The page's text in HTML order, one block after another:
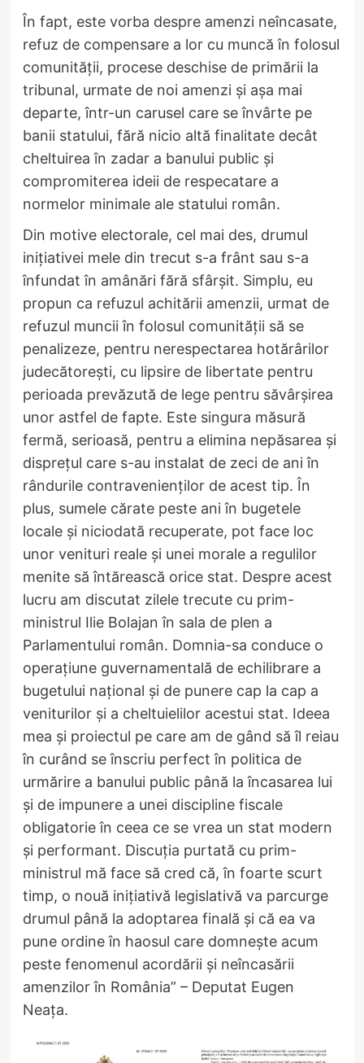
În fapt, este vorba despre amenzi neîncasate,
refuz de compensare a lor cu muncă în folosul
comunității, procese deschise de primării la
tribunal, urmate de noi amenzi și așa mai
departe, într-un carusel care se învârte pe
banii statului, fără nicio altă finalitate decât
cheltuirea în zadar a banului public și
compromiterea ideii de respecatare a
normelor minimale ale statului român.
Din motive electorale, cel mai des, drumul
inițiativei mele din trecut s-a frânt sau s-a
înfundat în amânări fără sfârșit. Simplu, eu
propun ca refuzul achitării amenzii, urmat de
refuzul muncii în folosul comunității să se
penalizeze, pentru nerespectarea hotărârilor
judecătorești, cu lipsire de libertate pentru
perioada prevăzută de lege pentru săvârșirea
unor astfel de fapte. Este singura măsură
fermă, serioasă, pentru a elimina nepăsarea și
disprețul care s-au instalat de zeci de ani în
rândurile contravenienților de acest tip. În
plus, sumele cărate peste ani în bugetele
locale și niciodată recuperate, pot face loc
unor venituri reale și unei morale a regulilor
menite să întărească orice stat. Despre acest
lucru am discutat zilele trecute cu prim-
ministrul Ilie Bolajan în sala de plen a
Parlamentului român. Domnia-sa conduce o
operațiune guvernamentală de echilibrare a
bugetului național și de punere cap la cap a
veniturilor și a cheltuielilor acestui stat. Ideea
mea și proiectul pe care am de gând să îl reiau
în curând se înscriu perfect în politica de
urmărire a banului public până la încasarea lui
și de impunere a unei discipline fiscale
obligatorie în ceea ce se vrea un stat modern
și performant. Discuția purtată cu prim-
ministrul mă face să cred că, în foarte scurt
timp, o nouă inițiativă legislativă va parcurge
drumul până la adoptarea finală și că ea va
pune ordine în haosul care domnește acum
peste fenomenul acordării și neîncasării
amenzilor în România” – Deputat Eugen
Neața.